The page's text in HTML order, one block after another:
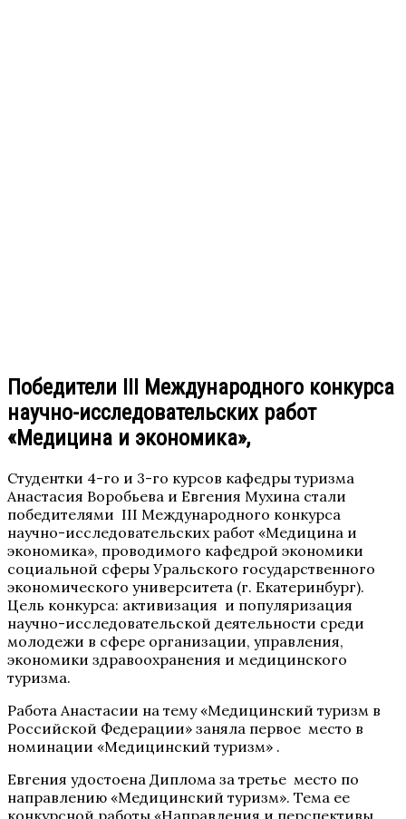
Победители III Международного конкурса
научно-исследовательских работ
«Медицина и экономика»,
Студентки 4-го и 3-го курсов кафедры туризма
Анастасия Воробьева и Евгения Мухина стали
победителями III Международного конкурса
научно-исследовательских работ «Медицина и
экономика», проводимого кафедрой экономики
социальной сферы Уральского государственного
экономического университета (г. Екатеринбург).
Цель конкурса: активизация и популяризация
научно-исследовательской деятельности среди
молодежи в сфере организации, управления,
экономики здравоохранения и медицинского
туризма.
Работа Анастасии на тему «Медицинский туризм в
Российской Федерации» заняла первое место в
номинации «Медицинский туризм» .
Евгения удостоена Диплома за третье место по
направлению «Медицинский туризм». Тема ее
конкурсной работы «Направления и перспективы